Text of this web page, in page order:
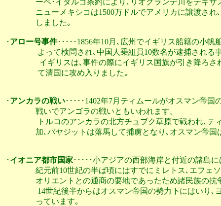
ーペ･イダルゴ条約により､リオグランデ川をテ
ニューメキシコは1500万ドルでアメリカに譲渡
                しました｡
･ アロー号事件･････1856年10月､広州でイギリス船籍の小
よって検問され､中国人乗組員10数名が逮捕され
イギリスは､事件の際にイギリス国旗が引き降
                 て清国に攻め入りました｡
･ アンカラの戦い･････1402年7月ティムールがオスマン帝
                戦いでアンゴラの戦いともいわれます。
トルコのアンカラの北方チュブク草原で戦われ
加､バヤジットは落馬して捕虜となり､オスマン
･ イオニア都市国家･････小アジアの西部海岸と付近の諸島
紀元前10世紀の半ば頃にはすでにミレトス､エ
オリエントとの通商の要地であったため諸民族の
14世紀後半からはオスマン帝国の勢力下にはい
                っています｡